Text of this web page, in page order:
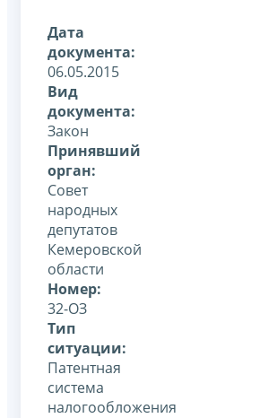
Дата
документа:
06.05.2015
Вид
документа:
Закон
Принявший
орган:
Совет
народных
депутатов
Кемеровской
области
Номер:
32-ОЗ
Тип
ситуации:
Патентная
система
налогообложения